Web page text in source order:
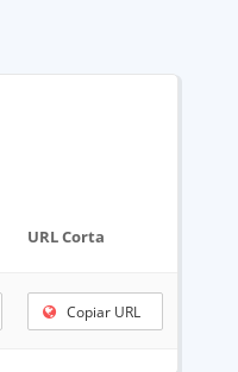
URL Corta
Copiar URL